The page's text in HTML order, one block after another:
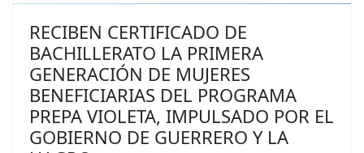
RECIBEN CERTIFICADO DE
BACHILLERATO LA PRIMERA
GENERACIÓN DE MUJERES
BENEFICIARIAS DEL PROGRAMA
PREPA VIOLETA, IMPULSADO POR EL
GOBIERNO DE GUERRERO Y LA